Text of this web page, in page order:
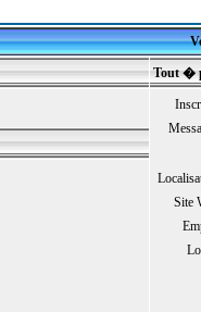
Tout �
Site